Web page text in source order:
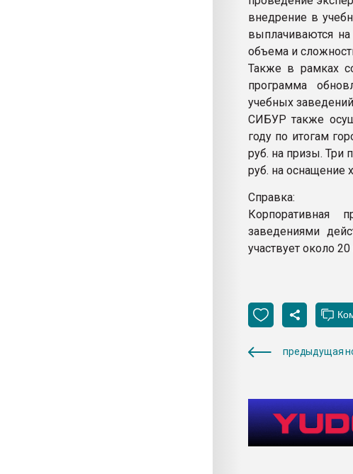
внедрение в
выплачиваются
объема и
Также в рамках
программа
учебных
СИБУР также
году по итогам
руб. на призы. Три
руб. на оснащение
Справка:
Корпоративная
заведениями
участвует около
предыдущая